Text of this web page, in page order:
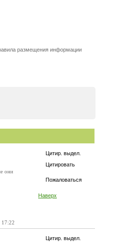
размещения информации
Цитир. выдел.
Цитировать
Пожаловаться
Наверх
они
17:22
Цитир. выдел.